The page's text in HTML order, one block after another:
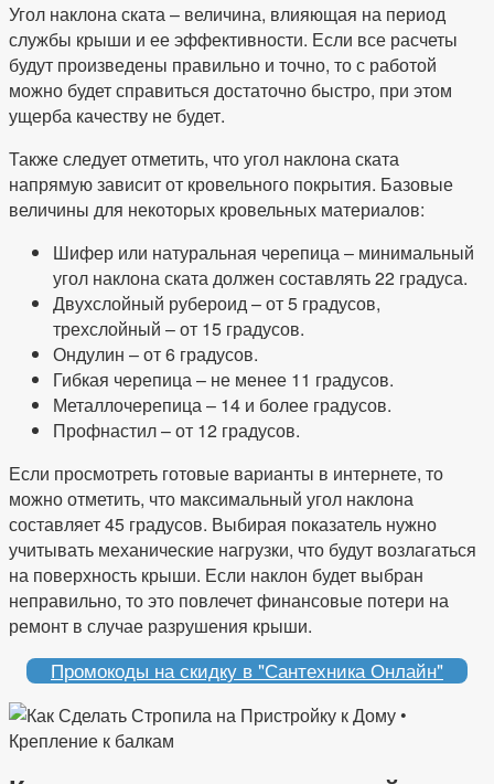
Угол наклона ската – величина, влияющая на период
службы крыши и ее эффективности. Если все расчеты
будут произведены правильно и точно, то с работой
можно будет справиться достаточно быстро, при этом
ущерба качеству не будет.
Также следует отметить, что угол наклона ската
напрямую зависит от кровельного покрытия. Базовые
величины для некоторых кровельных материалов:
Шифер или натуральная черепица – минимальный
угол наклона ската должен составлять 22 градуса.
Двухслойный рубероид – от 5 градусов,
трехслойный – от 15 градусов.
Ондулин – от 6 градусов.
Гибкая черепица – не менее 11 градусов.
Металлочерепица – 14 и более градусов.
Профнастил – от 12 градусов.
Если просмотреть готовые варианты в интернете, то
можно отметить, что максимальный угол наклона
составляет 45 градусов. Выбирая показатель нужно
учитывать механические нагрузки, что будут возлагаться
на поверхность крыши. Если наклон будет выбран
неправильно, то это повлечет финансовые потери на
ремонт в случае разрушения крыши.
Промокоды на скидку в "Сантехника Онлайн"